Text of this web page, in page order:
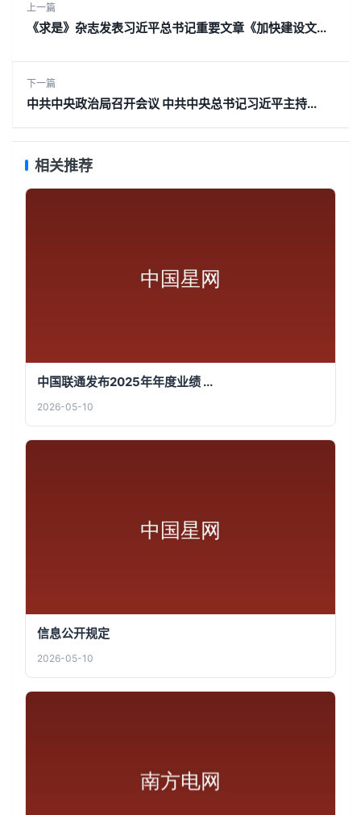
上一篇
《求是》杂志发表习近平总书记重要文章《加快建设文...
下一篇
中共中央政治局召开会议 中共中央总书记习近平主持...
相关推荐
中国联通发布2025年年度业绩 ...
2026-05-10
信息公开规定
2026-05-10